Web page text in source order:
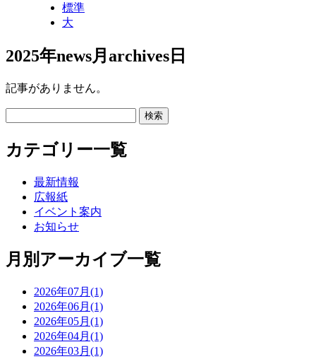
標準
大
2025年news月archives日
記事がありません。
カテゴリー一覧
最新情報
広報紙
イベント案内
お知らせ
月別アーカイブ一覧
2026年07月(1)
2026年06月(1)
2026年05月(1)
2026年04月(1)
2026年03月(1)